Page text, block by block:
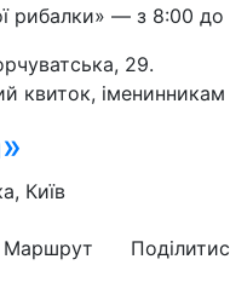
рибалки» — з 8:00 до
29.
квиток,
Київ
Маршрут